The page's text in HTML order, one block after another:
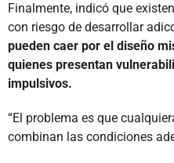
Finalmente, indicó que
con riesgo de desarrollar
pueden caer por el diseño
quienes presentan
impulsivos.
“El problema es que
combinan las condiciones